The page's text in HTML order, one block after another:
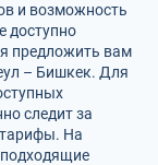
и возможность
доступно
предложить вам
– Бишкек. Для
следит за
тарифы. На
подходящие